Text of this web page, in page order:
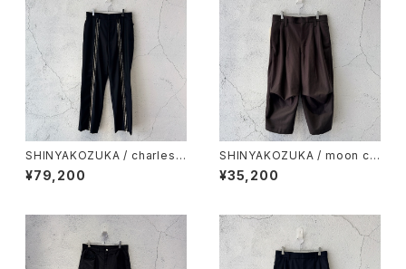
SHINYAKOZUKA / charles t
rousers with picturesque s
titches (ISSUE#9) / night bl
¥79,200
SHINYAKOZUKA / moon cu
rved shorts(ISSUE#9) / se
pia
¥35,200